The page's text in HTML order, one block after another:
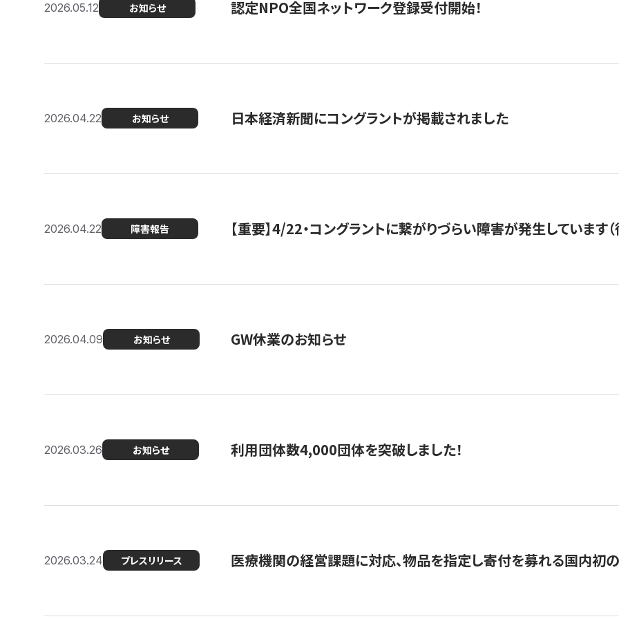
2026.05.12 お知らせ 認定NPO全国ネットワーク登録受付開始！
2026.04.22 お知らせ 日本経済新聞にコングラントが掲載されました
2026.04.22 障害報告 【重要】4/22・コングラントに繋がりづらい障害が発生しています（
2026.04.09 お知らせ GW休業のお知らせ
2026.03.26 お知らせ 利用団体数4,000団体を突破しました！
2026.03.24 プレスリリース 医療機関の経営課題に対応、物品を指定し寄付を募れる国内初の